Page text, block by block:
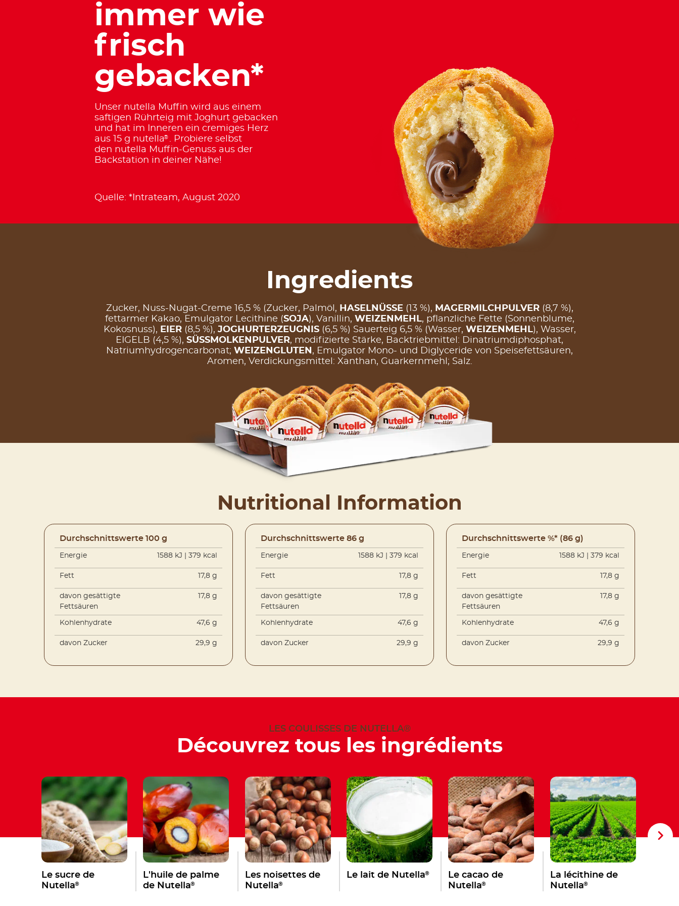
immer wie
frisch
gebacken*
Unser nutella Muffin wird aus einem
saftigen Rührteig mit Joghurt gebacken
und hat im Inneren ein cremiges Herz
aus 15 g nutella® . Probiere selbst
den nutella Muffin-Genuss aus der
Backstation in deiner Nähe!
Quelle: *Intrateam, August 2020
Ingredients
Zucker, Nuss-Nugat-Creme 16,5 % (Zucker, Palmöl, HASELNÜSSE(13 %), MAGERMILCHPULVER(8,7 %),
fettarmer Kakao, Emulgator Lecithine (SOJA), Vanillin, WEIZENMEHL, pflanzliche Fette (Sonnenblume,
Kokosnuss), EIER (8,5 %), JOGHURTERZEUGNIS(6,5 %) Sauerteig 6,5 % (Wasser, WEIZENMEHL), Wasser,
EIGELB (4,5 %), SÜSSMOLKENPULVER, modifizierte Stärke, Backtriebmittel: Dinatriumdiphosphat,
Natriumhydrogencarbonat; WEIZENGLUTEN , Emulgator Mono- und Diglyceride von Speisefettsäuren,
Aromen, Verdickungsmittel: Xanthan, Guarkernmehl; Salz.
Nutritional Information
Durchschnittswerte 100 g
Energie 1588 kJ | 379 kcal
Fett 17,8 g
davon gesättigte
Fettsäuren
17,8 g
Kohlenhydrate 47,6 g
davon Zucker 29,9 g
Durchschnittswerte 86 g
Energie 1588 kJ | 379 kcal
Fett 17,8 g
davon gesättigte
Fettsäuren
17,8 g
Kohlenhydrate 47,6 g
davon Zucker 29,9 g
Durchschnittswerte %* (86 g)
Energie 1588 kJ | 379 kcal
Fett 17,8 g
davon gesättigte
Fettsäuren
17,8 g
Kohlenhydrate 47,6 g
davon Zucker 29,9 g
LES COULISSES DE NUTELLA®
Découvrez tous les ingrédients
Le sucre de
Nutella®
L'huile de palme
de Nutella®
Les noisettes de
Nutella®
Le lait de Nutella®
Le cacao de
Nutella®
La lécithine de
Nutella®